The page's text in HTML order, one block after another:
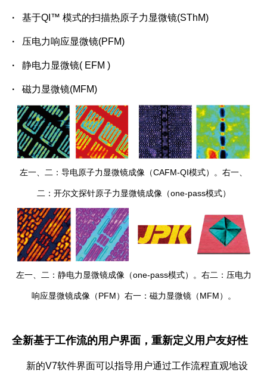
· 基于QI™ 模式的扫描热原子力显微镜(SThM)
· 压电力响应显微镜(PFM)
· 静电力显微镜( EFM )
· 磁力显微镜(MFM)
左一、二：导电原子力显微镜成像（CAFM-QI模式）。右一、
二：开尔文探针原子力显微镜成像（one-pass模式）
左一、二：静电力显微镜成像（one-pass模式）。右二：压电力
响应显微镜成像（PFM）右一：磁力显微镜（MFM）。
全新基于工作流的用户界面，重新定义用户友好性
新的V7软件界面可以指导用户通过工作流程直观地设